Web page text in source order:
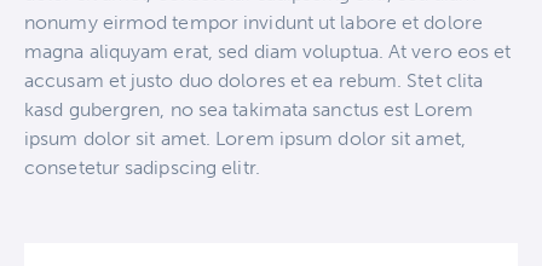
nonumy eirmod tempor invidunt ut labore et dolore
magna aliquyam erat, sed diam voluptua. At vero eos et
accusam et justo duo dolores et ea rebum. Stet clita
kasd gubergren, no sea takimata sanctus est Lorem
ipsum dolor sit amet. Lorem ipsum dolor sit amet,
consetetur sadipscing elitr.